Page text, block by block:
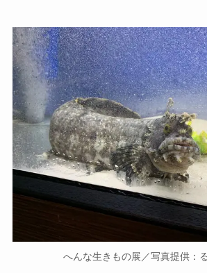
へんな生きもの展／写真提供：